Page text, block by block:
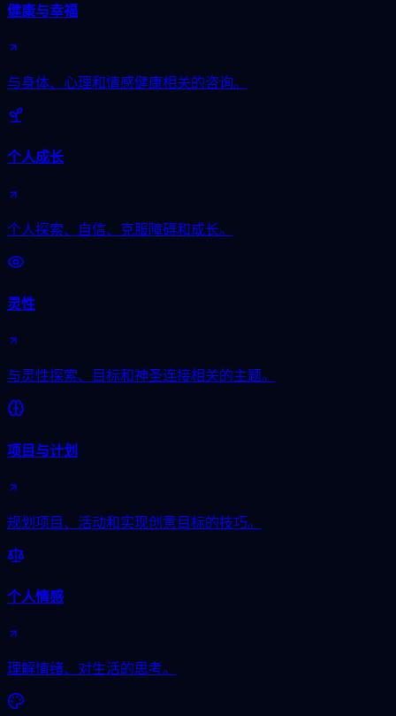
健康与幸福
与身体、心理和情感健康相关的咨询。
个人成长
个人探索、自信、克服障碍和成长。
灵性
与灵性探索、目标和神圣连接相关的主题。
项目与计划
规划项目、活动和实现创意目标的技巧。
个人情感
理解情绪、对生活的思考。